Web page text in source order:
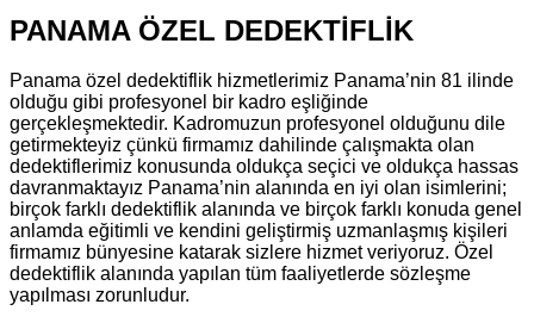
PANAMA ÖZEL DEDEKTİFLİK
Panama özel dedektiflik hizmetlerimiz Panama’nin 81 ilinde
olduğu gibi profesyonel bir kadro eşliğinde
gerçekleşmektedir. Kadromuzun profesyonel olduğunu dile
getirmekteyiz çünkü firmamız dahilinde çalışmakta olan
dedektiflerimiz konusunda oldukça seçici ve oldukça hassas
davranmaktayız Panama’nin alanında en iyi olan isimlerini;
birçok farklı dedektiflik alanında ve birçok farklı konuda genel
anlamda eğitimli ve kendini geliştirmiş uzmanlaşmış kişileri
firmamız bünyesine katarak sizlere hizmet veriyoruz. Özel
dedektiflik alanında yapılan tüm faaliyetlerde sözleşme
yapılması zorunludur.